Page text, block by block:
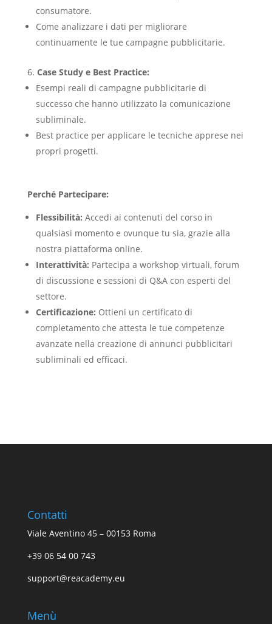
consumatore.
Come analizzare i dati per migliorare
continuamente le tue campagne pubblicitarie.
Case Study e Best Practice:
Esempi reali di campagne pubblicitarie di
successo che hanno utilizzato la comunicazione
subliminale.
Best practice per applicare le tecniche apprese nei
propri progetti.
Perché Partecipare:
Flessibilità: Accedi ai contenuti del corso in
qualsiasi momento e ovunque tu sia, grazie alla
nostra piattaforma online.
Interattività: Partecipa a workshop virtuali, forum
di discussione e sessioni di Q&A con esperti del
settore.
Certificazione: Ottieni un certificato di
completamento che attesta le tue competenze
avanzate nella creazione di annunci pubblicitari
subliminali ed efficaci.
Contatti
Viale Aventino 45 – 00153 Roma
+39 06 54 00 743
support@reacademy.eu
Menù